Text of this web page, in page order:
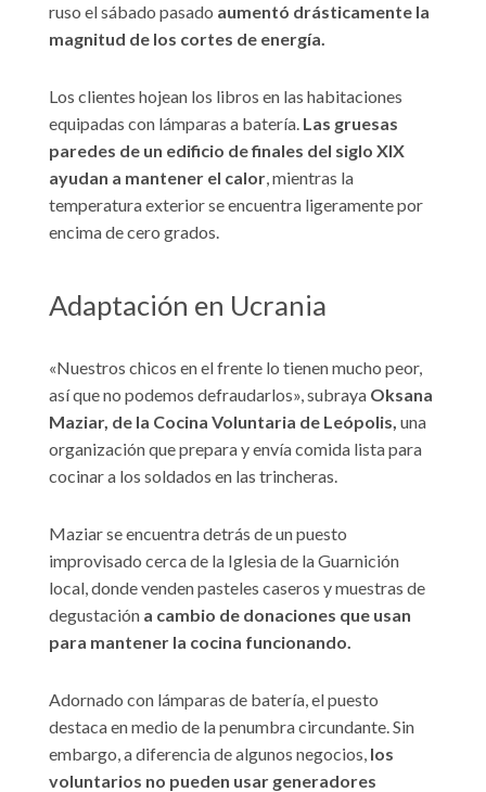
ruso el sábado pasado aumentó drásticamente la
magnitud de los cortes de energía.
Los clientes hojean los libros en las habitaciones
equipadas con lámparas a batería. Las gruesas
paredes de un edificio de finales del siglo XIX
ayudan a mantener el calor, mientras la
temperatura exterior se encuentra ligeramente por
encima de cero grados.
Adaptación en Ucrania
«Nuestros chicos en el frente lo tienen mucho peor,
así que no podemos defraudarlos», subraya Oksana
Maziar, de la Cocina Voluntaria de Leópolis, una
organización que prepara y envía comida lista para
cocinar a los soldados en las trincheras.
Maziar se encuentra detrás de un puesto
improvisado cerca de la Iglesia de la Guarnición
local, donde venden pasteles caseros y muestras de
degustación a cambio de donaciones que usan
para mantener la cocina funcionando.
Adornado con lámparas de batería, el puesto
destaca en medio de la penumbra circundante. Sin
embargo, a diferencia de algunos negocios, los
voluntarios no pueden usar generadores